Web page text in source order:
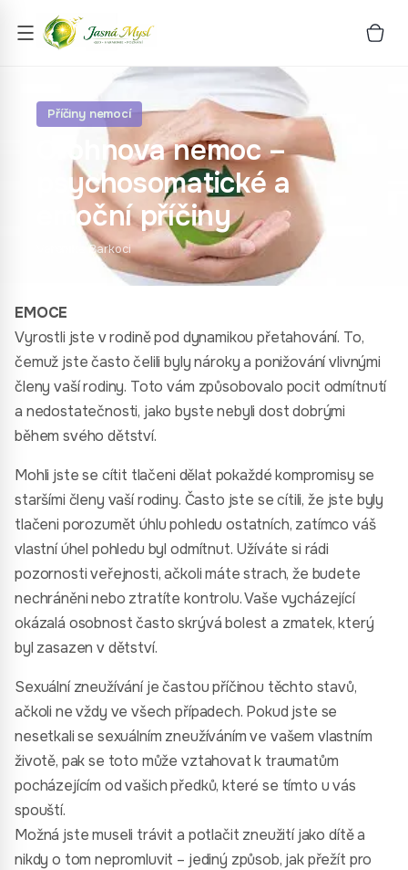
Příčiny nemocí
Crohnova nemoc –
psychosomatické a
emoční příčiny
Veronika Barkoci
EMOCE
Vyrostli jste v rodině pod dynamikou přetahování. To,
čemuž jste často čelili byly nároky a ponižování vlivnými
členy vaší rodiny. Toto vám způsobovalo pocit odmítnutí
a nedostatečnosti, jako byste nebyli dost dobrými
během svého dětství.
Mohli jste se cítit tlačeni dělat pokaždé kompromisy se
staršími členy vaší rodiny. Často jste se cítili, že jste byly
tlačeni porozumět úhlu pohledu ostatních, zatímco váš
vlastní úhel pohledu byl odmítnut. Užíváte si rádi
pozornosti veřejnosti, ačkoli máte strach, že budete
nechráněni nebo ztratíte kontrolu. Vaše vycházející
okázalá osobnost často skrývá bolest a zmatek, který
byl zasazen v dětství.
Sexuální zneužívání je častou příčinou těchto stavů,
ačkoli ne vždy ve všech případech. Pokud jste se
nesetkali se sexuálním zneužíváním ve vašem vlastním
životě, pak se toto může vztahovat k traumatům
pocházejícím od vašich předků, které se tímto u vás
spouští.
Možná jste museli trávit a potlačit zneužití jako dítě a
nikdy o tom nepromluvit – jediný způsob, jak přežít pro